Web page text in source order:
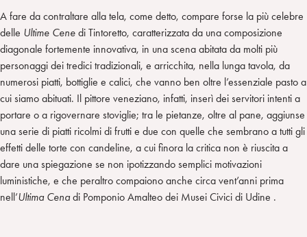
A fare da contraltare alla tela, come detto, compare forse la più celebre
delle Ultime Cene di Tintoretto, caratterizzata da una composizione
diagonale fortemente innovativa, in una scena abitata da molti più
personaggi dei tredici tradizionali, e arricchita, nella lunga tavola, da
numerosi piatti, bottiglie e calici, che vanno ben oltre l’essenziale pasto a
cui siamo abituati. Il pittore veneziano, infatti, inserì dei servitori intenti a
portare o a rigovernare stoviglie; tra le pietanze, oltre al pane, aggiunse
una serie di piatti ricolmi di frutti e due con quelle che sembrano a tutti gli
effetti delle torte con candeline, a cui finora la critica non è riuscita a
dare una spiegazione se non ipotizzando semplici motivazioni
luministiche, e che peraltro compaiono anche circa vent’anni prima
nell’Ultima Cenadi Pomponio Amalteo dei Musei Civici di Udine .